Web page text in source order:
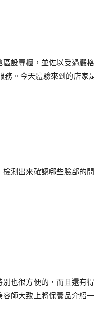
設專櫃，並佐以受過嚴
務。今天體驗來到的店家
測出來確認哪些臉部的
也很方便的，而且還有
師大致上將保養品介紹